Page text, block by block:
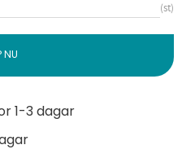
st
1-3 dagar